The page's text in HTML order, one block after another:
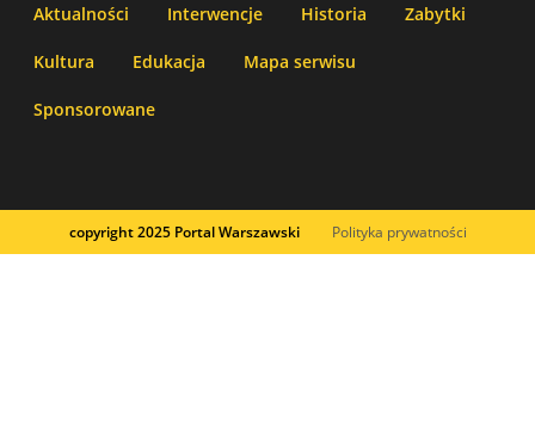
Aktualności Interwencje Historia Zabytki
Kultura Edukacja Mapa serwisu
Sponsorowane
copyright 2025 Portal Warszawski Polityka prywatności